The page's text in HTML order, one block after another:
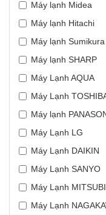
Máy lạnh Midea
Máy lạnh Hitachi
Máy lạnh Sumikura
Máy lạnh SHARP
Máy Lạnh AQUA
Máy Lạnh
Máy lạnh
Máy Lạnh LG
Máy Lạnh DAIKIN
Máy Lạnh SANYO
Máy Lạnh
Máy Lạnh